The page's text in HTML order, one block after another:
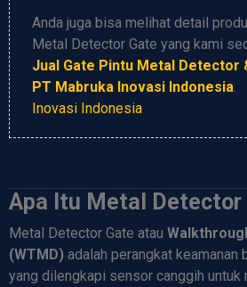
Anda juga bisa melihat detail
Metal Detector Gate yang kami
Jual Gate Pintu Metal Detector
PT Mabruka Inovasi Indonesia
Inovasi Indonesia
Apa Itu Metal Detector
Metal Detector Gate atau
(WTMD) adalah perangkat keamanan
yang dilengkapi sensor canggih untuk